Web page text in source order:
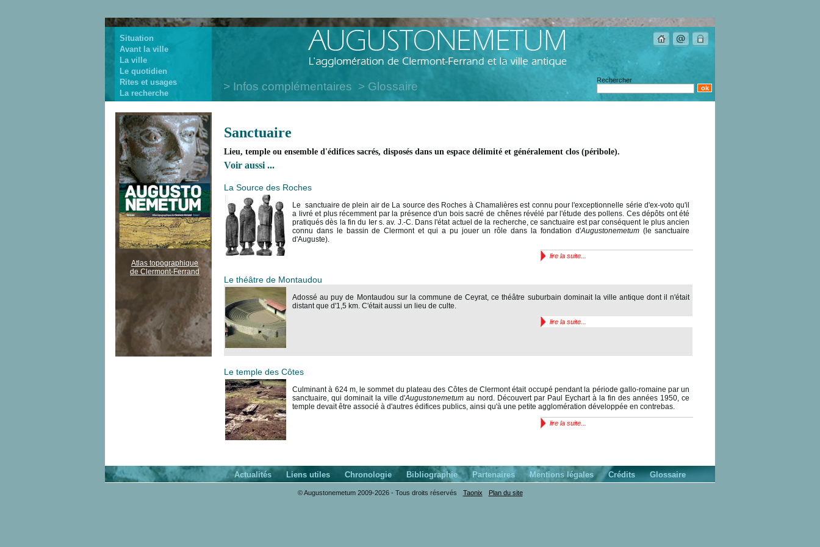
Situation
Avant la ville
La ville
Le quotidien
Rites et usages
La recherche
Rechercher
Infos complémentaires Glossaire
Sanctuaire
Lieu, temple ou ensemble d'édifices sacrés, disposés dans un espace délimité et généralement clos (péribole).
Voir aussi ...
La Source des Roches
Le sanctuaire de plein air de La source des Roches à Chamalières est connu pour l'exceptionnelle série d'ex-voto qu'il
a livré et plus récemment par la présence d'un bois sacré de chênes révélé par l'étude des pollens. Ces dépôts ont été
pratiqués dès la fin du Ier s. av. J.-C. Dans l'état actuel de la recherche, ce sanctuaire est par conséquent le plus ancien
connu dans le bassin de Clermont et qui a pu jouer un rôle dans la fondation d'Augustonemetum(le sanctuaire
d'Auguste).
lire la suite...
Le théâtre de Montaudou
Adossé au puy de Montaudou sur la commune de Ceyrat, ce théâtre suburbain dominait la ville antique dont il n'était
distant que d'1,5 km. C'était aussi un lieu de culte.
lire la suite...
Le temple des Côtes
Culminant à 624 m, le sommet du plateau des Côtes de Clermont était occupé pendant la période gallo-romaine par un
sanctuaire, qui dominait la ville d'Augustonemetum au nord. Découvert par Paul Eychart à la fin des années 1950, ce
temple devait être associé à d'autres édifices publics, ainsi qu'à une petite agglomération développée en contrebas.
lire la suite...
Atlas topographique
de Clermont-Ferrand
Actualités Liens utiles Chronologie Bibliographie Partenaires Mentions légales Crédits Glossaire
© Augustonemetum 2009-2026 - Tous droits réservés Taonix Plan du site